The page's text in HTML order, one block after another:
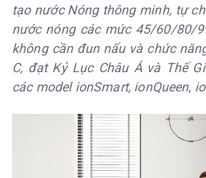
Nguyên lý làm
nóng
Công nghệ
Điện áp sử dụng
220V / 50Hz
Công suất tiêu
thụ
Lọc nước điện
vào
Chất lượng nước Nước máy TDS
Áp suất nước
2.5 -> 5kg/cm2
tạo nước Nóng thông minh, tự
nước nóng các mức 45/60/80/
không cần đun nấu và chức
C, đạt Kỷ Lục Châu Á và Thế
các model ionSmart, ionQueen,